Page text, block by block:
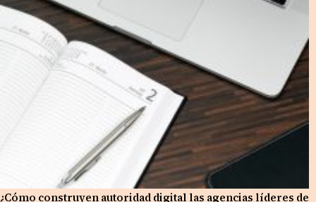
¿Cómo construyen autoridad digital las agencias líderes de